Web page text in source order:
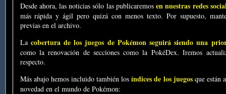
Desde ahora, las noticias sólo las publicaremosen nuestras redes
más rápida y ágil pero quizá con menos texto. Por supuesto,
previas en el archivo.
La cobertura de los juegos de Pokémon seguirá siendo una
como la renovación de secciones como la PokéDex. Iremos
respecto.
Más abajo hemos incluido también losíndices de los juegosque están
novedad en el mundo de Pokémon: